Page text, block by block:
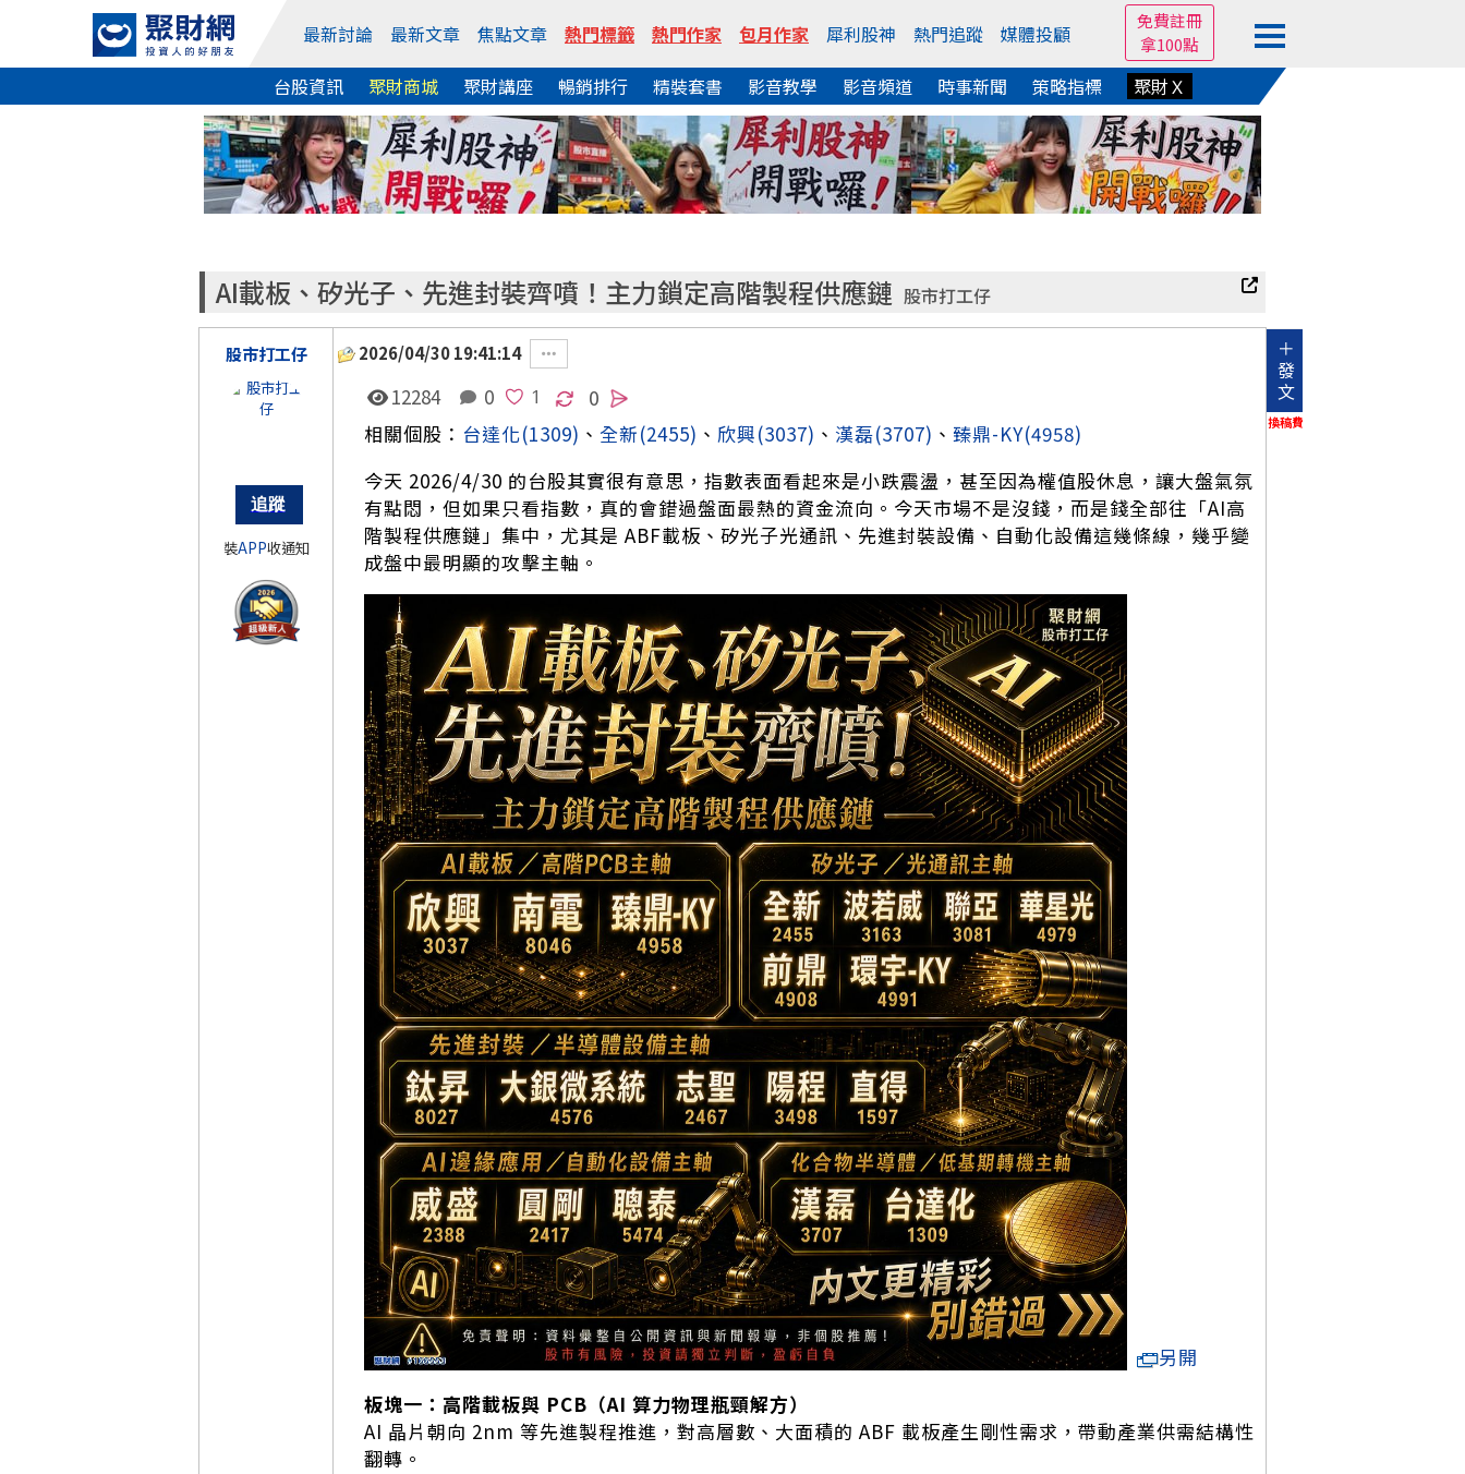
最新討論 最新文章 焦點文章 熱門標籤 熱門作家 包月作家 犀利股神 熱門追蹤 媒體投顧
免費註冊
拿100點
台股資訊 聚財商城 聚財講座 暢銷排行 精裝套書 影音教學 影音頻道 時事新聞 策略指標 聚財Ｘ
AI載板、矽光子、先進封裝齊噴！主力鎖定高階製程供應鏈 股市打工仔
股市打工仔
裝APP收通知
2026/04/30 19:41:14
＋
發
文
換稿費
12284 0 0
相關個股： 台達化(1309) 、 全新(2455) 、 欣興(3037) 、 漢磊(3707) 、 臻鼎-KY(4958)
今天 2026/4/30 的台股其實很有意思，指數表面看起來是小跌震盪，甚至因為權值股休息，讓大盤氣氛
有點悶，但如果只看指數，真的會錯過盤面最熱的資金流向。今天市場不是沒錢，而是錢全部往「AI高
階製程供應鏈」集中，尤其是 ABF載板、矽光子光通訊、先進封裝設備、自動化設備這幾條線，幾乎變
成盤中最明顯的攻擊主軸。
另開
板塊一：高階載板與 PCB（AI 算力物理瓶頸解方）
AI 晶片朝向 2nm 等先進製程推進，對高層數、大面積的 ABF 載板產生剛性需求，帶動產業供需結構性
翻轉。